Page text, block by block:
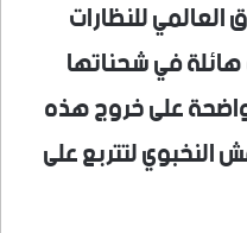
السوق العالمي للنظارات
في شحناتها
واضحة على خروج هذه
النخبوي لتتربع على